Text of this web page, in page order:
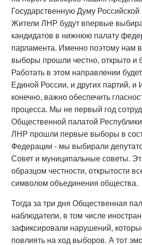
Государственную Думу
Жители ЛНР будут впервые
кандидатов в нижнюю палату
парламента. Именно поэтому нам
выборы прошли честно, открыто и
Работать в этом направлении
Единой России, и других партий,
конечно, важно обеспечить
процесса. Мы не первый год
Общественной палатой
ЛНР прошли первые выборы в
Федерации - мы выбирали
Совет и муниципальные советы.
образцом честности, открытости
символом объединения общества.
Тогда за три дня Общественная
наблюдатели, в том числе
зафиксировали нарушений,
повлиять на ход выборов. А тот